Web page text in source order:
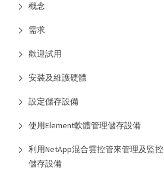
概念
需求
歡迎試用
安裝及維護硬體
設定儲存設備
使用Element軟體管理儲存設備
利用NetApp混合雲控管來管理及監控
儲存設備